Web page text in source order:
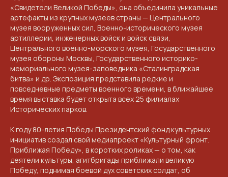
«Свидетели Великой Победы», она объединила уникальные
артефакты из крупных музеев страны — Центрального
музея вооруженных сил, Военно-исторического музея
артиллерии, инженерных войск и войск связи,
Центрального военно-морского музея, Государственного
музея обороны Москвы, Государственного историко-
мемориального музея-заповедника «Сталинградская
битва» и др. Экспозиция представила редкие и
повседневные предметы военного времени, в ближайшее
время выставка будет открыта всех 25 филиалах
Исторических парков.
К году 80-летия Победы Президентский фонд культурных
инициатив создал свой медиапроект «Культурный фронт.
Приближая Победу», в коротких роликах — о том, как
деятели культуры, агитбригады приближали великую
Победу, поднимая боевой дух советских солдат, об
ПРОЕКТЕ
VICTORYDAY80.RU